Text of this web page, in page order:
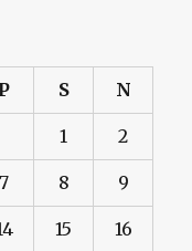
P S N
1 2
7 8 9
15 16